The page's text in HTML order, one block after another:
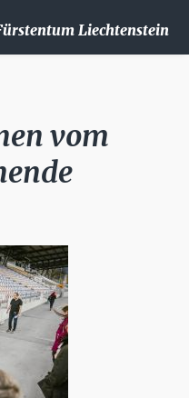
Liechtenstein
vom